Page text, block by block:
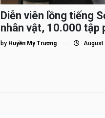
Diễn viên lồng tiếng
nhân vật, 10.000 tập
nhân vật gắn bó lâu
by Huyền My Trương August